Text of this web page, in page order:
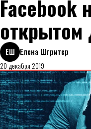
Facebook
открытом
ЕШ Елена Штритер
20 декабря 2019